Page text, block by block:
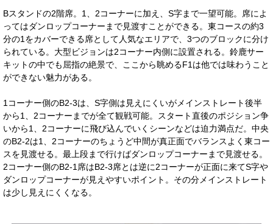
Bスタンドの2階席。1、2コーナーに加え、S字まで一望可能。席によ
ってはダンロップコーナーまで見渡すことができる。東コースの約3
分の1をカバーできる席として人気なエリアで、3つのブロックに分け
られている。大型ビジョンは2コーナー内側に設置される。鈴鹿サー
キットの中でも屈指の絶景で、ここから眺めるF1は他では味わうこと
ができない魅力がある。
1コーナー側のB2-3は、S字側は見えにくいがメインストレート後半
から1、2コーナーまでが全て観戦可能。スタート直後のポジション争
いから1、2コーナーに飛び込んでいくシーンなどは迫力満点だ。中央
のB2-2は1、2コーナーのちょうど中間が真正面でバランスよく東コー
スを見渡せる。最上段まで行けばダンロップコーナーまで見渡せる。
2コーナー側のB2-1席はB2-3席とは逆に2コーナーが正面に来てS字や
ダンロップコーナーが見えやすいポイント。その分メインストレート
は少し見えにくくなる。